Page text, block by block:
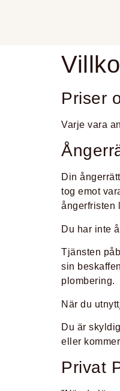
Priser
Varje vara
Din
tog emot
ångerfristen
Du har inte
Tjänsten
sin
plombering.
När du
Du är
eller
Privat